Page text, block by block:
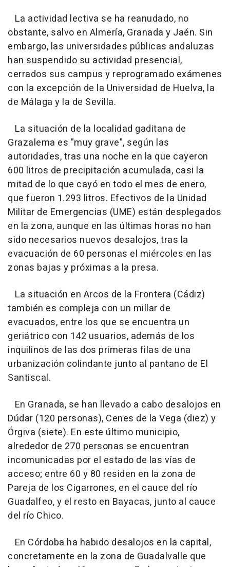
La actividad lectiva se ha reanudado, no
obstante, salvo en Almería, Granada y Jaén. Sin
embargo, las universidades públicas andaluzas
han suspendido su actividad presencial,
cerrados sus campus y reprogramado exámenes
con la excepción de la Universidad de Huelva, la
de Málaga y la de Sevilla.
La situación de la localidad gaditana de
Grazalema es "muy grave", según las
autoridades, tras una noche en la que cayeron
600 litros de precipitación acumulada, casi la
mitad de lo que cayó en todo el mes de enero,
que fueron 1.293 litros. Efectivos de la Unidad
Militar de Emergencias (UME) están desplegados
en la zona, aunque en las últimas horas no han
sido necesarios nuevos desalojos, tras la
evacuación de 60 personas el miércoles en las
zonas bajas y próximas a la presa.
La situación en Arcos de la Frontera (Cádiz)
también es compleja con un millar de
evacuados, entre los que se encuentra un
geriátrico con 142 usuarios, además de los
inquilinos de las dos primeras filas de una
urbanización colindante junto al pantano de El
Santiscal.
En Granada, se han llevado a cabo desalojos en
Dúdar (120 personas), Cenes de la Vega (diez) y
Órgiva (siete). En este último municipio,
alrededor de 270 personas se encuentran
incomunicadas por el estado de las vías de
acceso; entre 60 y 80 residen en la zona de
Pareja de los Cigarrones, en el cauce del río
Guadalfeo, y el resto en Bayacas, junto al cauce
del río Chico.
En Córdoba ha habido desalojos en la capital,
concretamente en la zona de Guadalvalle que